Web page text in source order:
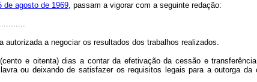
de agosto de 1969, passam a vigorar com a seguinte redação:
a negociar os resultados dos trabalhos realizados.
e oitenta) dias a contar da efetivação da cessão e
ou deixando de satisfazer os requisitos legais para a outorga da